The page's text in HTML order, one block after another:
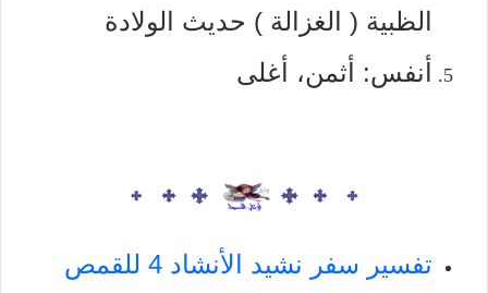
الظبية ( الغزالة ) حديث الولادة
أنفس: أثمن، أغلى
تفسير سفر نشيد الأنشاد 4 للقمص